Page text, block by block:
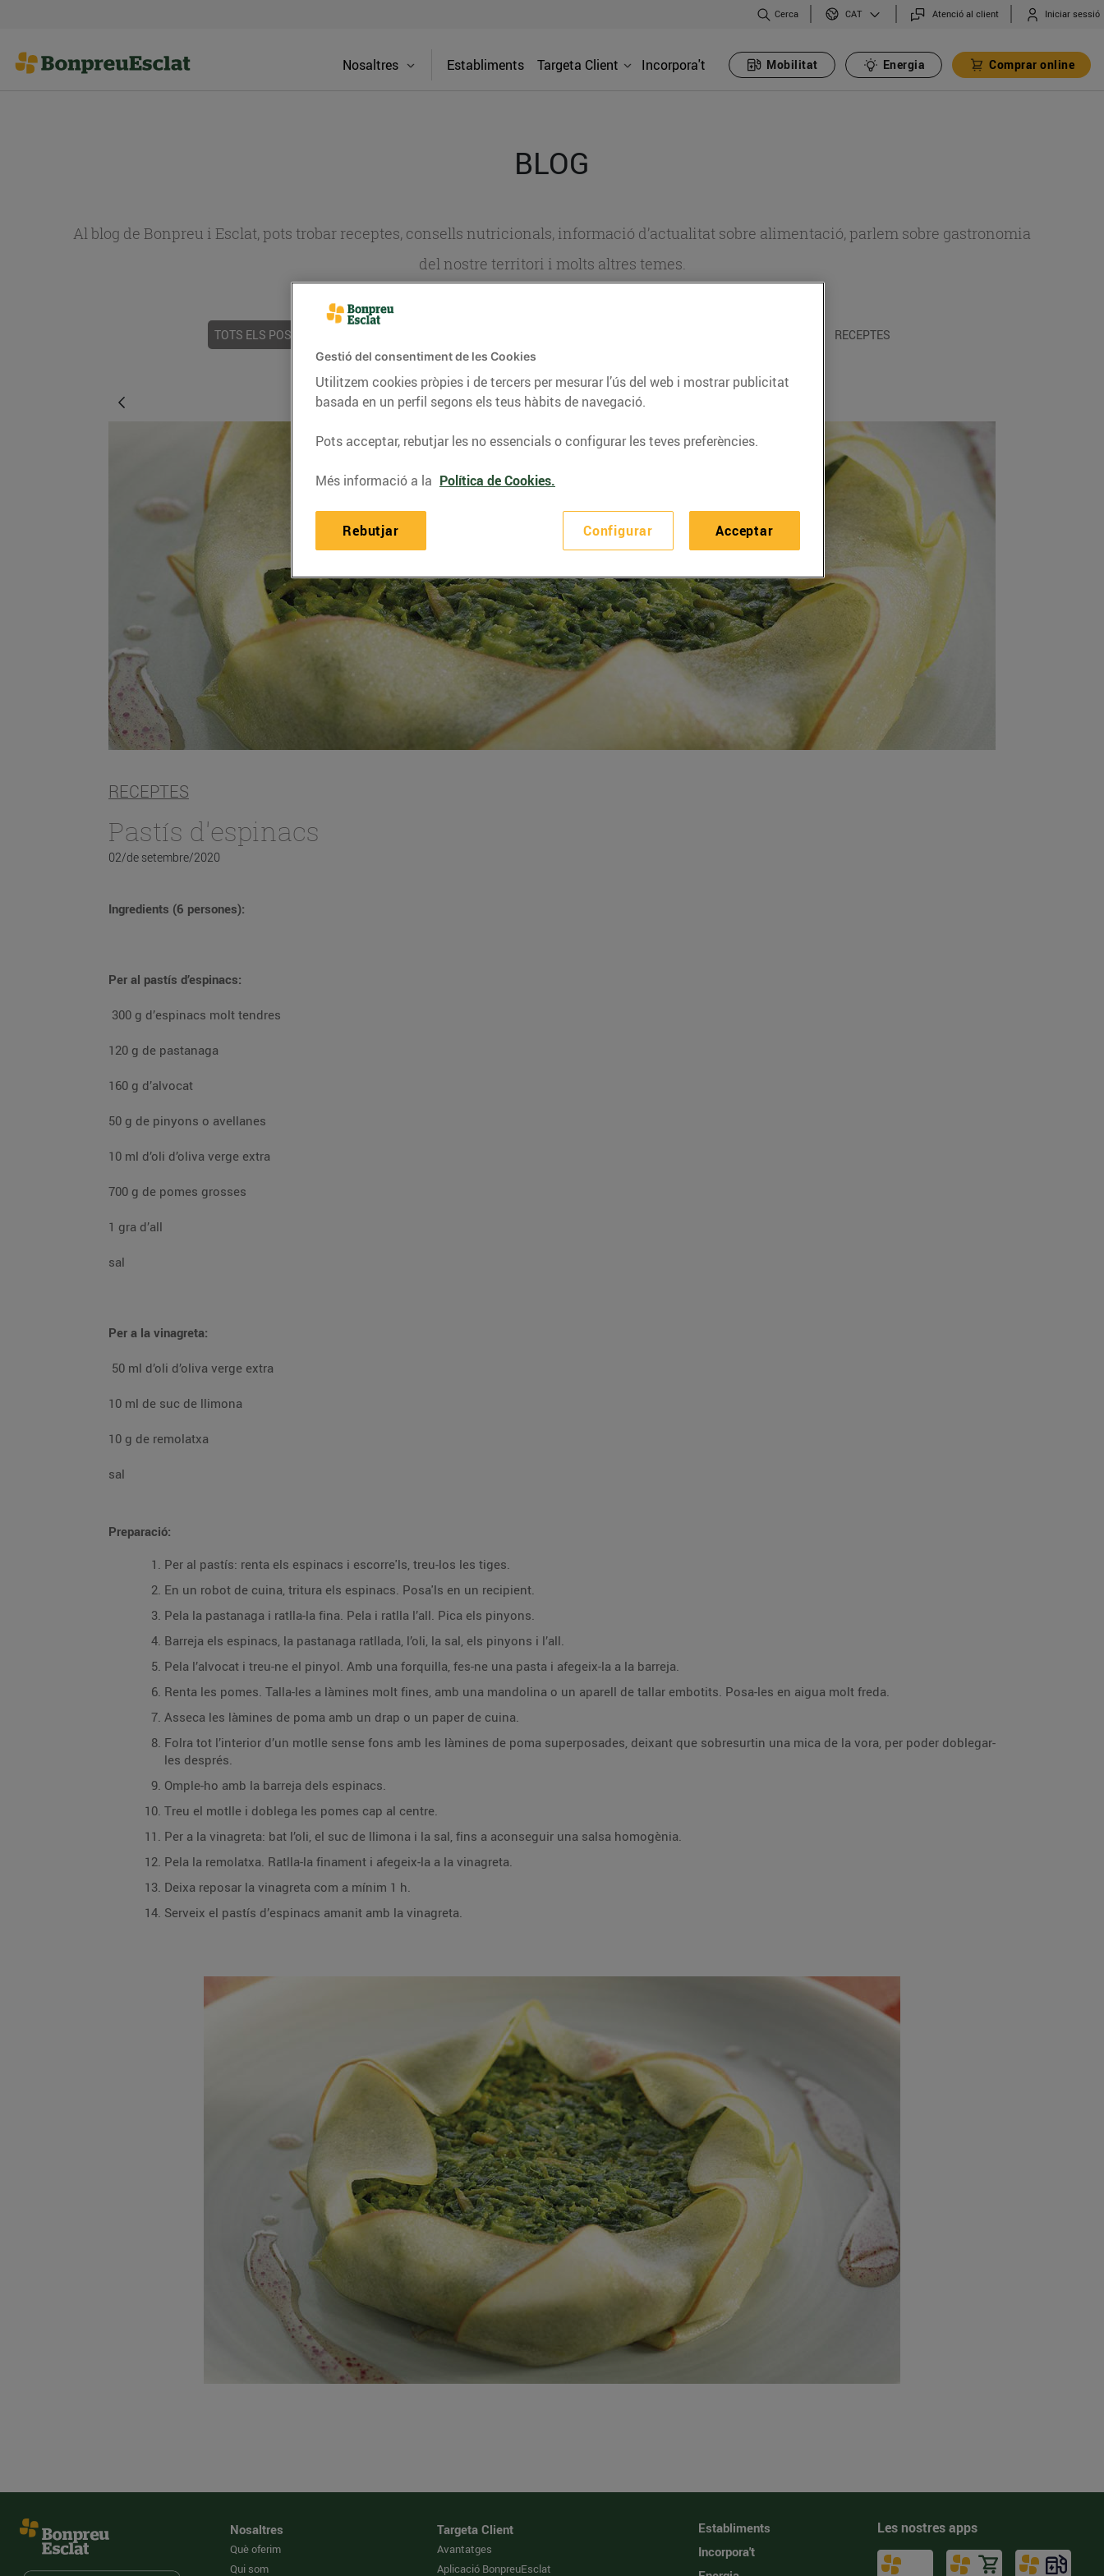
Cerca CAT Atenció al client Iniciar sessió
Nosaltres Establiments Targeta Client Incorpora't Mobilitat Energia Comprar online
BLOG
Al blog de Bonpreu i Esclat, pots trobar receptes, consells nutricionals, informació d’actualitat sobre alimentació, parlem sobre gastronomia
del nostre territori i molts altres temes.
TOTS ELS POSTS RECEPTES
RECEPTES
Pastís d'espinacs
02/de setembre/2020
Ingredients (6 persones):
Per al pastís d’espinacs:
300 g d’espinacs molt tendres
120 g de pastanaga
160 g d’alvocat
50 g de pinyons o avellanes
10 ml d’oli d’oliva verge extra
700 g de pomes grosses
1 gra d’all
sal
Per a la vinagreta:
50 ml d’oli d’oliva verge extra
10 ml de suc de llimona
10 g de remolatxa
sal
Preparació:
Per al pastís: renta els espinacs i escorre'ls, treu-los les tiges.
En un robot de cuina, tritura els espinacs. Posa'ls en un recipient.
Pela la pastanaga i ratlla-la fina. Pela i ratlla l’all. Pica els pinyons.
Barreja els espinacs, la pastanaga ratllada, l’oli, la sal, els pinyons i l’all.
Pela l’alvocat i treu-ne el pinyol. Amb una forquilla, fes-ne una pasta i afegeix-la a la barreja.
Renta les pomes. Talla-les a làmines molt fines, amb una mandolina o un aparell de tallar embotits. Posa-les en aigua molt freda.
Asseca les làmines de poma amb un drap o un paper de cuina.
Folra tot l’interior d’un motlle sense fons amb les làmines de poma superposades, deixant que sobresurtin una mica de la vora, per poder doblegar-
les després.
Omple-ho amb la barreja dels espinacs.
Treu el motlle i doblega les pomes cap al centre.
Per a la vinagreta: bat l’oli, el suc de llimona i la sal, fins a aconseguir una salsa homogènia.
Pela la remolatxa. Ratlla-la finament i afegeix-la a la vinagreta.
Deixa reposar la vinagreta com a mínim 1 h.
Serveix el pastís d’espinacs amanit amb la vinagreta.
Nosaltres
Què oferim
Qui som
Targeta Client
Avantatges
Aplicació BonpreuEsclat
Establiments
Incorpora't
Les nostres apps
Gestió del consentiment de les Cookies
Utilitzem cookies pròpies i de tercers per mesurar l’ús del web i mostrar publicitat
basada en un perfil segons els teus hàbits de navegació.
Pots acceptar, rebutjar les no essencials o configurar les teves preferències.
Més informació a la Política de Cookies.
Configurar
Rebutjar Acceptar